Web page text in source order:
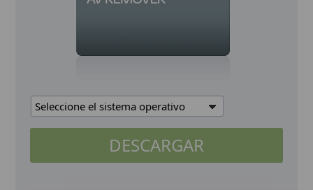
Seleccione el sistema operativo
DESCARGAR